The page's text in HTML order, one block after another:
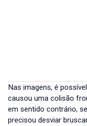
Nas imagens, é
causou uma colisão
em sentido contrário,
precisou desviar